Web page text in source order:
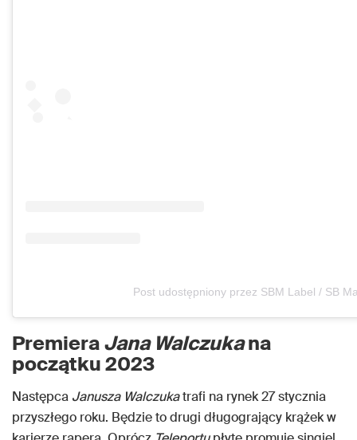
Post udostępniony przez SBM Label / SB
PremieraJana Walczukana
początku 2023
Następca Janusza Walczukatrafi na rynek 27 stycznia
przyszłego roku. Będzie to drugi długogrający krążek w